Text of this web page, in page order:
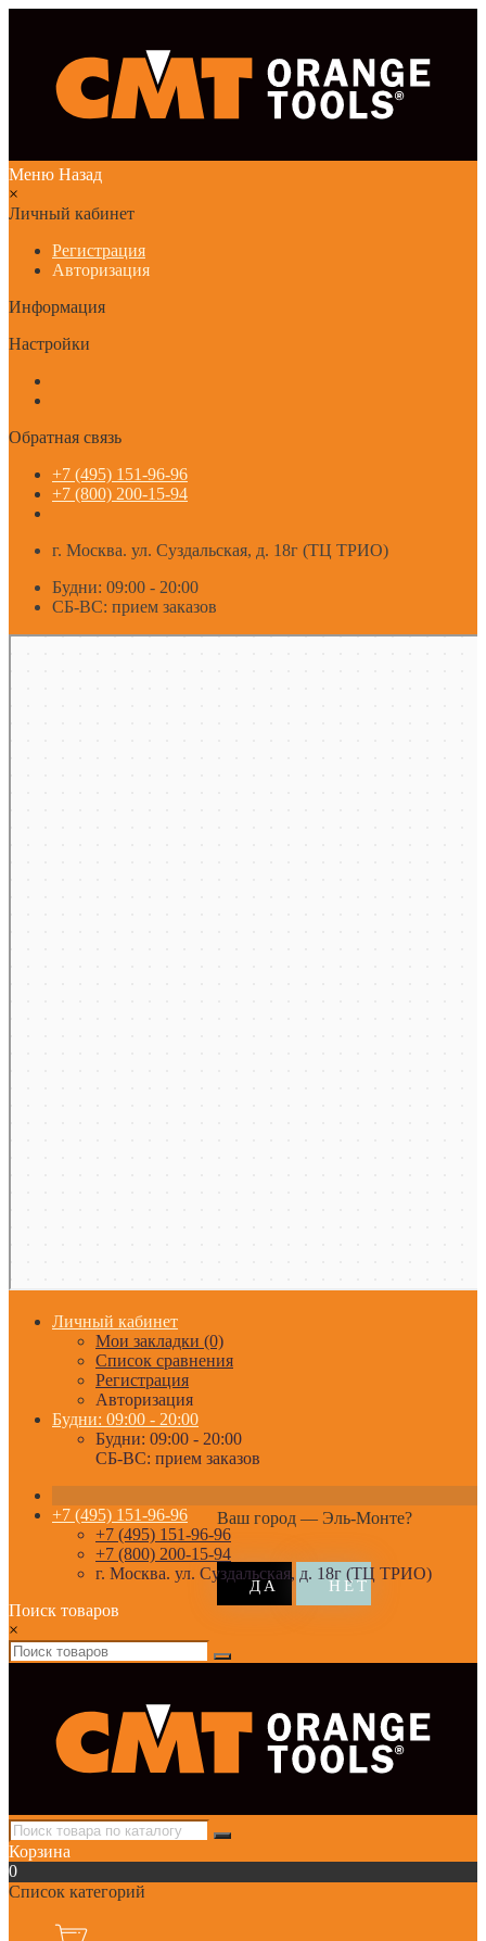
Меню Назад
×
Личный кабинет
Регистрация
Авторизация
Информация
Настройки
Обратная связь
+7 (495) 151-96-96
+7 (800) 200-15-94
г. Москва. ул. Суздальская, д. 18г (ТЦ ТРИО)
Будни: 09:00 - 20:00
СБ-ВС: прием заказов
Личный кабинет
Мои закладки (0)
Список сравнения
Регистрация
Авторизация
Будни: 09:00 - 20:00
Будни: 09:00 - 20:00
СБ-ВС: прием заказов
Ваш город — Эль-Монте?
+7 (495) 151-96-96
+7 (495) 151-96-96
+7 (800) 200-15-94
г. Москва. ул. Суздальская, д. 18г (ТЦ ТРИО)
Поиск товаров
×
Корзина
0
Список категорий